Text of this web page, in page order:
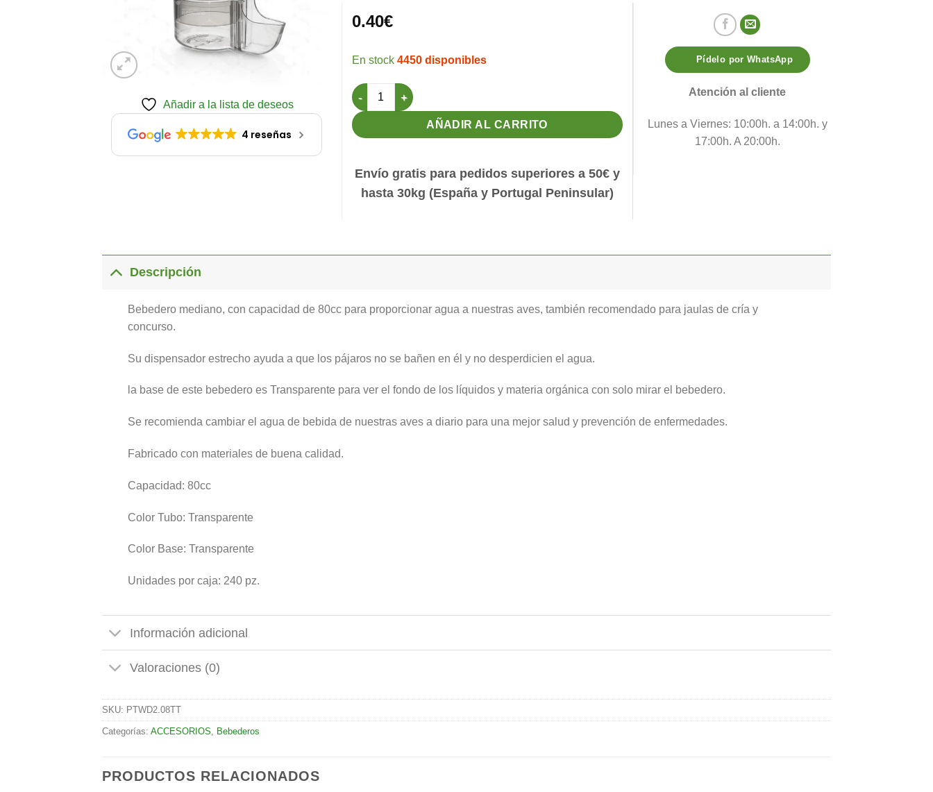
Añadir a la lista de deseos
4 reseñas
0.40€
4450 disponibles
Bebedero Leiria 80cc Transparente/Transparente IDIA RP cantidad
AÑADIR AL CARRITO
Envío gratis para pedidos superiores a 50€ y
hasta 30kg (España y Portugal Peninsular)
Pídelo por WhatsApp
Atención al cliente
Lunes a Viernes: 10:00h. a 14:00h. y
17:00h. A 20:00h.
Descripción
Bebedero mediano, con capacidad de 80cc para proporcionar agua a nuestras aves, también recomendado para jaulas de cría y
concurso.
Su dispensador estrecho ayuda a que los pájaros no se bañen en él y no desperdicien el agua.
la base de este bebedero es Transparente para ver el fondo de los líquidos y materia orgánica con solo mirar el bebedero.
Se recomienda cambiar el agua de bebida de nuestras aves a diario para una mejor salud y prevención de enfermedades.
Fabricado con materiales de buena calidad.
Capacidad: 80cc
Color Tubo: Transparente
Color Base: Transparente
Unidades por caja: 240 pz.
Información adicional
Valoraciones (0)
SKU: PTWD2.08TT
Categorías: ACCESORIOS, Bebederos
PRODUCTOS RELACIONADOS